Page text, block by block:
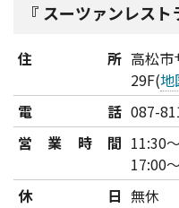
スーツァンレスト
住所 高松
29F(地
電話 087-
営業時間 11:30
17:00
休日 無休